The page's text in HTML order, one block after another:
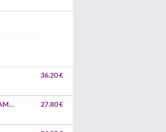
36.20 €
CORDON BLEU A LA CREME CHAMPIGNONS 27.80 €